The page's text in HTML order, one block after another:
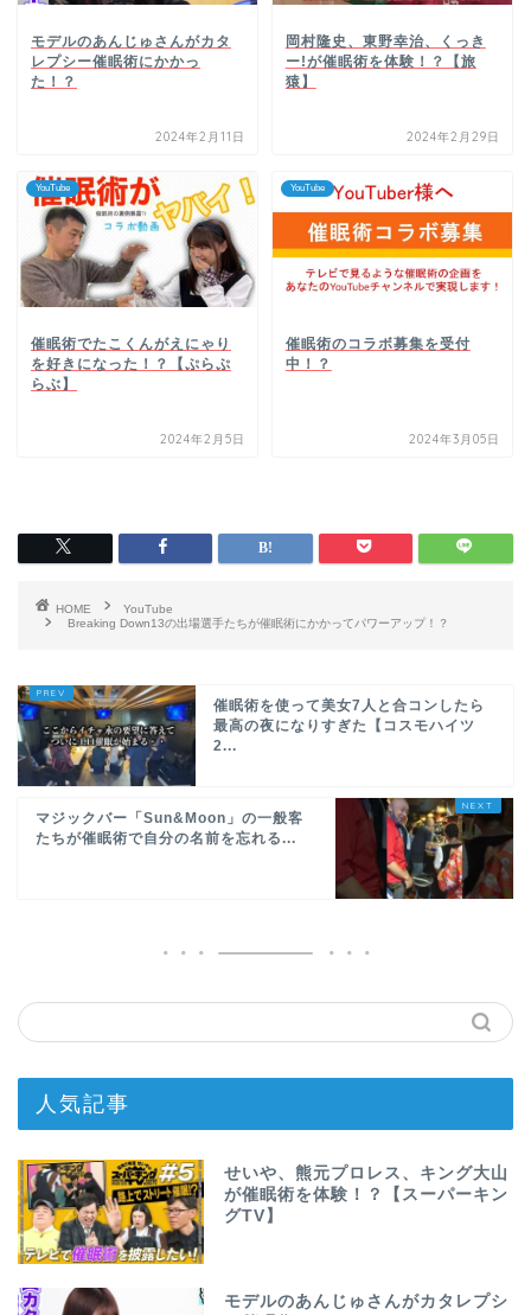
モデルのあんじゅさんがカタ
レプシー催眠術にかかっ
た！？
2024年2月11日
岡村隆史、東野幸治、くっき
ー!が催眠術を体験！？【旅
猿】
2024年2月29日
YouTube
催眠術でたこくんがえにゃり
を好きになった！？【ぷらぷ
らぶ】
2024年2月5日
YouTube
催眠術のコラボ募集を受付
中！？
2024年3月05日
HOME
YouTube
Breaking Down13の出場選手たちが催眠術にかかってパワーアップ！？
催眠術を使って美女7人と合コンしたら
最高の夜になりすぎた【コスモハイツ
2...
マジックバー「Sun&Moon」の一般客
たちが催眠術で自分の名前を忘れる...
人気記事
せいや、熊元プロレス、キング大山
が催眠術を体験！？【スーパーキン
グTV】
モデルのあんじゅさんがカタレプシ